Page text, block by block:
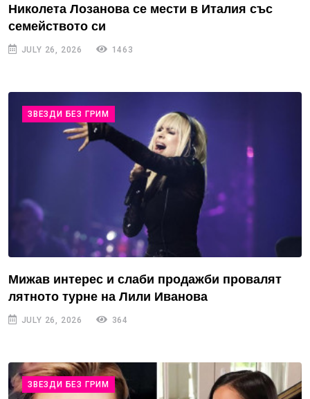
Николета Лозанова се мести в Италия със
семейството си
JULY 26, 2026 1463
ЗВЕЗДИ БЕЗ ГРИМ
Мижав интерес и слаби продажби провалят
лятното турне на Лили Иванова
JULY 26, 2026 364
ЗВЕЗДИ БЕЗ ГРИМ